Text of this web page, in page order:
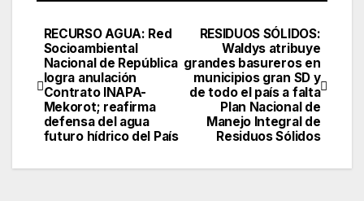
Navegación
de
entradas
RESIDUOS SÓLIDOS:
Waldys atribuye
grandes basureros en
municipios gran SD y
de todo el país a falta
Plan Nacional de
Manejo Integral de
Residuos Sólidos
RECURSO AGUA: Red
Socioambiental
Nacional de República
logra anulación
Contrato INAPA-
Mekorot; reafirma
defensa del agua
futuro hídrico del País